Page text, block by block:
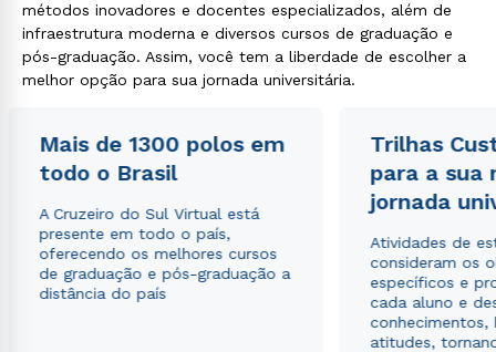
métodos inovadores e docentes especializados, além de
infraestrutura moderna e diversos cursos de graduação e
pós-graduação. Assim, você tem a liberdade de escolher a
melhor opção para sua jornada universitária.
Mais de 1300 polos em
todo o Brasil
A Cruzeiro do Sul Virtual está
presente em todo o país,
oferecendo os melhores cursos
de graduação e pós-graduação a
distância do país
Trilhas
para a sua
jornada
Atividades de
consideram os
específicos e
cada aluno e
conhecimentos,
atitudes,